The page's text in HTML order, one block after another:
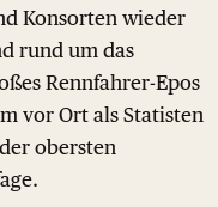
Konsorten wieder
rund um das
Rennfahrer-Epos
vor Ort als Statisten
obersten